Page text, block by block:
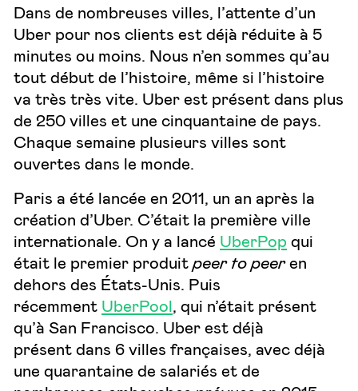
Dans de nombreuses villes, l’attente d’un
Uber pour nos clients est déjà réduite à 5
minutes ou moins. Nous n’en sommes qu’au
tout début de l’histoire, même si l’histoire
va très très vite. Uber est présent dans plus
de 250 villes et une cinquantaine de pays.
Chaque semaine plusieurs villes sont
ouvertes dans le monde.
Paris a été lancée en 2011, un an après la
création d’Uber. C’était la première ville
internationale. On y a lancé UberPop qui
était le premier produit peer to peeren
dehors des États-Unis. Puis
récemment UberPool , qui n’était présent
qu’à San Francisco. Uber est déjà
présent dans 6 villes françaises, avec déjà
une quarantaine de salariés et de